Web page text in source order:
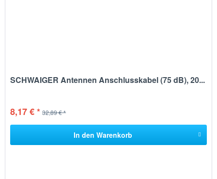
SCHWAIGER Antennen Anschlusskabel (75 dB), 20...
8,17 € * 32,89 € *
In den Warenkorb